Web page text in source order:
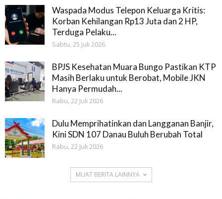
Waspada Modus Telepon Keluarga Kritis:
Korban Kehilangan Rp13 Juta dan 2 HP,
Terduga Pelaku...
Sabtu, 25 Juli 2026
BPJS Kesehatan Muara Bungo Pastikan KTP
Masih Berlaku untuk Berobat, Mobile JKN
Hanya Permudah...
Rabu, 22 Juli 2026
Dulu Memprihatinkan dan Langganan Banjir,
Kini SDN 107 Danau Buluh Berubah Total
Rabu, 22 Juli 2026
MUAT BERITA LAINNYA